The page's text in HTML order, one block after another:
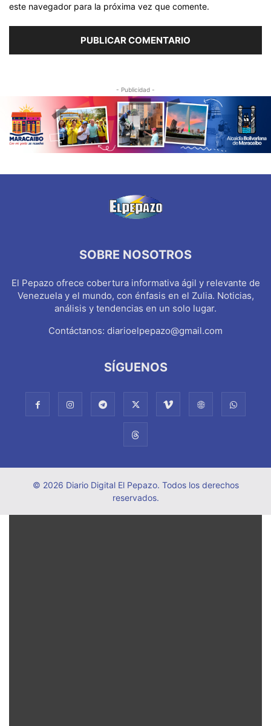
este navegador para la próxima vez que comente.
- Publicidad -
SOBRE NOSOTROS
El Pepazo ofrece cobertura informativa ágil y relevante de
Venezuela y el mundo, con énfasis en el Zulia. Noticias,
análisis y tendencias en un solo lugar.
Contáctanos: diarioelpepazo@gmail.com
SÍGUENOS
© 2026 Diario Digital El Pepazo. Todos los derechos
reservados.